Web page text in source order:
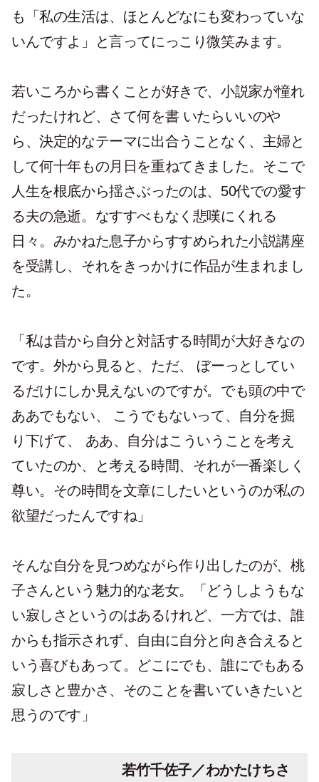
も「私の生活は、ほとんどなにも変わっていな
いんですよ」と言ってにっこり微笑みます。
若いころから書くことが好きで、小説家が憧れ
だったけれど、さて何を書 いたらいいのや
ら、決定的なテーマに出合うことなく、主婦と
して何十年もの月日を重ねてきました。そこで
人生を根底から揺さぶったのは、50代での愛す
る夫の急逝。なすすべもなく悲嘆にくれる
日々。みかねた息子からすすめられた小説講座
を受講し、それをきっかけに作品が生まれまし
た。
「私は昔から自分と対話する時間が大好きなの
です。外から見ると、ただ、 ぼーっとしてい
るだけにしか見えないのですが。でも頭の中で
ああでもない、 こうでもないって、自分を掘
り下げて、 ああ、自分はこういうことを考え
ていたのか、と考える時間、それが一番楽しく
尊い。その時間を文章にしたいというのが私の
欲望だったんですね」
そんな自分を見つめながら作り出したのが、桃
子さんという魅力的な老女。「どうしようもな
い寂しさというのはあるけれど、一方では、誰
からも指示されず、自由に自分と向き合えると
いう喜びもあって。どこにでも、誰にでもある
寂しさと豊かさ、そのことを書いていきたいと
思うのです」
若竹千佐子／わかたけちさ